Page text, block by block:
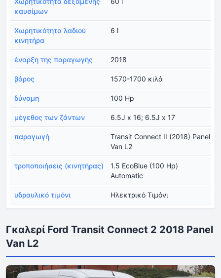
καυσίμων
Χωρητικότητα λαδιού
κινητήρα
6 l
έναρξη της παραγωγής 2018
βάρος 1570-1700 κιλά
δύναμη 100 Hp
μέγεθος των ζάντων 6.5J x 16; 6.5J x 17
παραγωγή
Transit Connect II (2018) Panel
Van L2
τροποποιήσεις (κινητήρας)
1.5 EcoBlue (100 Hp)
Automatic
υδραυλικό τιμόνι Ηλεκτρικό Τιμόνι
Γκαλερί Ford Transit Connect 2 2018 Panel
Van L2